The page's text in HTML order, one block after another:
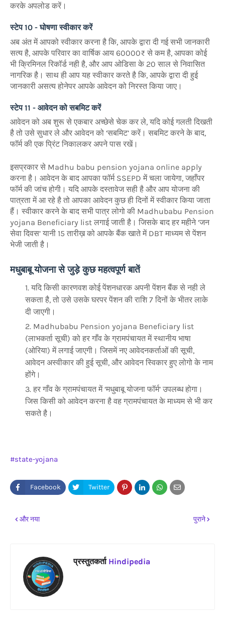
करके अपलोड करें।
स्टेप 10 - घोषणा स्वीकार करें
अब अंत में आपको स्वीकार करना है कि, आपके द्वारा दी गई सभी जानकारी
सत्य है, आपके परिवार का वार्षिक आय 60000₹ से कम है, आपका कोई
भी क्रिमिनल रिकॉर्ड नही है, और आप ओडिसा के 20 साल से निवासित
नागरिक है। साथ ही आप यह स्वीकार करते है कि, आपके द्वारा दी हुई
जानकारी असत्य होनेपर आपके आवेदन को निरस्त किया जाए।
स्टेप 11 - आवेदन को सबमिट करें
आवेदन को अब शुरू से एकबार अच्छेसे चेक कर ले, यदि कोई गलती दिखती
है तो उसे सुधार ले और आवेदन को ‘सबमिट’ करें। सबमिट करने के बाद,
फॉर्म की एक प्रिंट निकालकर अपने पास रखें।
इसप्रकार से Madhu babu pension yojana online apply
करना है। आवेदन के बाद आपका फॉर्म SSEPD में चला जायेगा, जहाँपर
फॉर्म की जांच होगी। यदि आपके दस्तावेज सही है और आप योजना की
पात्रता में आ रहे है तो आपका आवेदन कुछ ही दिनों में स्वीकार किया जाता
हैं। स्वीकार करने के बाद सभी पात्र लोगो की Madhubabu Pension
yojana Beneficiary list लगाई जाती है। जिसके बाद हर महीने ‘जन
सेवा दिवस’ यानी 15 तारीख़ को आपके बैंक खाते में DBT माध्यम से पेंशन
भेजी जाती है।
मधुबाबू योजना से जुड़े कुछ महत्वपूर्ण बातें
यदि किसी कारणवश कोई पेंशनधारक अपनी पेंशन बैंक से नही ले
सकता है, तो उसे उसके घरपर पेंशन की राशि 7 दिनों के भीतर लाके
दी जाएगी।
Madhubabu Pension yojana Beneficiary list
(लाभकर्ता सूची) को हर गाँव के ग्रामपंचायत में स्थानीय भाषा
(ओरिया) में लगाई जाएगी। जिसमें नए आवेदनकर्ताओं की सूची,
आवेदन अस्वीकार की हुई सूची, और आवेदन स्विकार हुए लोगो के नाम
होंगे।
हर गाँव के ग्रामपंचायत में ‘मधुबाबू योजना फॉर्म’ उपलब्ध होगा।
जिस किसी को आवेदन करना है वह ग्रामपंचायत के माध्यम से भी कर
सकते है।
state-yojana
और नया पुराने
प्रस्तुतकर्ताHindipedia